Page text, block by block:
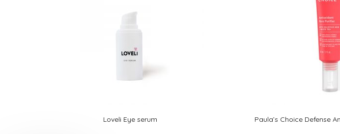
Loveli Eye serum Paula’s Choice Defense